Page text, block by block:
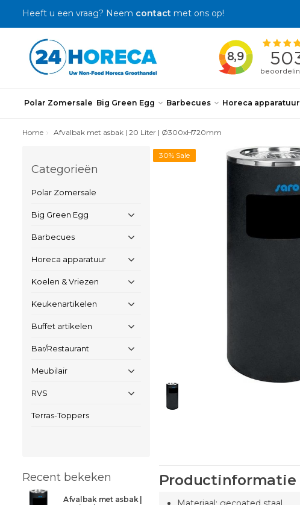
Heeft u een vraag? Neem contact met ons op!
Polar Zomersale Big Green Egg Barbecues Horeca apparatuur
Home Afvalbak met asbak | 20 Liter | Ø300xH720mm
Categorieën
Polar Zomersale
Big Green Egg
Barbecues
Horeca apparatuur
Koelen & Vriezen
Keukenartikelen
Buffet artikelen
Bar/Restaurant
Meubilair
RVS
Terras-Toppers
Recent bekeken
Afvalbak met asbak |
30% Sale
Productinformatie